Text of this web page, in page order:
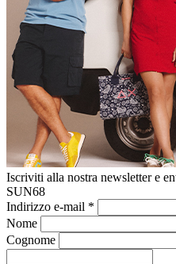
Iscriviti alla nostra newsletter e
SUN68
Indirizzo e-mail *
Nome
Cognome